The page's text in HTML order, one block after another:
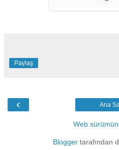
Paylaş
‹ Ana
Web
Bloggertarafından